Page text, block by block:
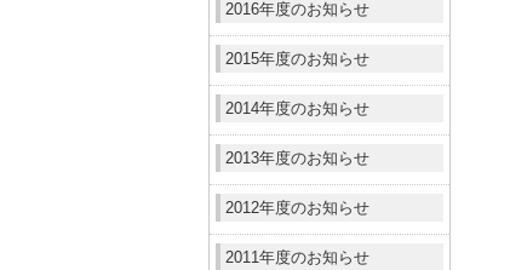
2016年度のお知らせ
2015年度のお知らせ
2014年度のお知らせ
2013年度のお知らせ
2012年度のお知らせ
2011年度のお知らせ